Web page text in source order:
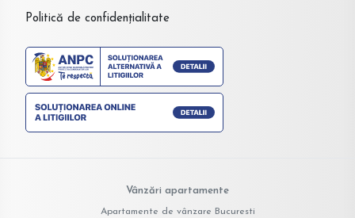
Politică de confidențialitate
Vânzări apartamente
Apartamente de vânzare Bucuresti